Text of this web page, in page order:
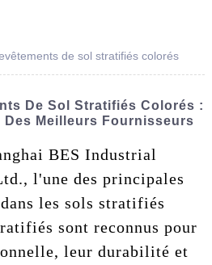
de sol stratifiés colorés
De Sol Stratifiés Colorés :
Meilleurs Fournisseurs
BES Industrial
l'une des principales
les sols stratifiés
sont reconnus pour
leur durabilité et